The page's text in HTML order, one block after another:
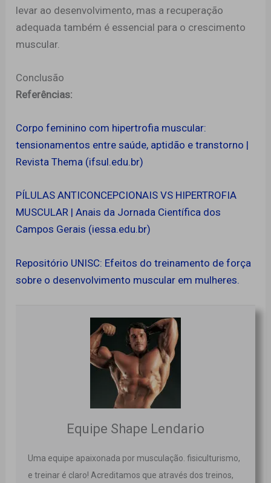
levar ao desenvolvimento, mas a recuperação
adequada também é essencial para o crescimento
muscular.
Conclusão
Referências:
Corpo feminino com hipertrofia muscular:
tensionamentos entre saúde, aptidão e transtorno |
Revista Thema (ifsul.edu.br)
PÍLULAS ANTICONCEPCIONAIS VS HIPERTROFIA
MUSCULAR | Anais da Jornada Científica dos
Campos Gerais (iessa.edu.br)
Repositório UNISC: Efeitos do treinamento de força
sobre o desenvolvimento muscular em mulheres.
Equipe Shape Lendario
Uma equipe apaixonada por musculação. fisiculturismo,
e treinar é claro! Acreditamos que através dos treinos,